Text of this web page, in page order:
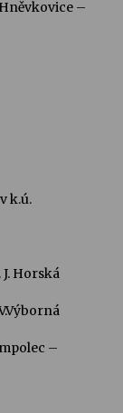
Hněvkovice –
k.ú.
Horská
–